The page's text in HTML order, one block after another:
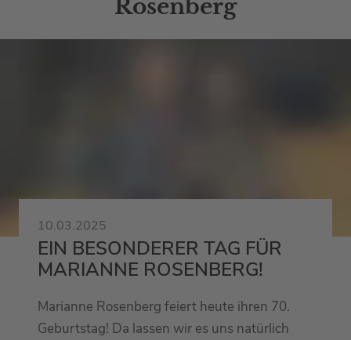
Rosenberg
10.03.2025
EIN BESONDERER TAG FÜR
MARIANNE ROSENBERG!
Marianne Rosenberg feiert heute ihren 70.
Geburtstag! Da lassen wir es uns natürlich